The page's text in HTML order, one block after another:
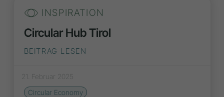
INSPIRATION
Circular Hub Tirol
BEITRAG LESEN
21. Februar 2025
Circular Economy